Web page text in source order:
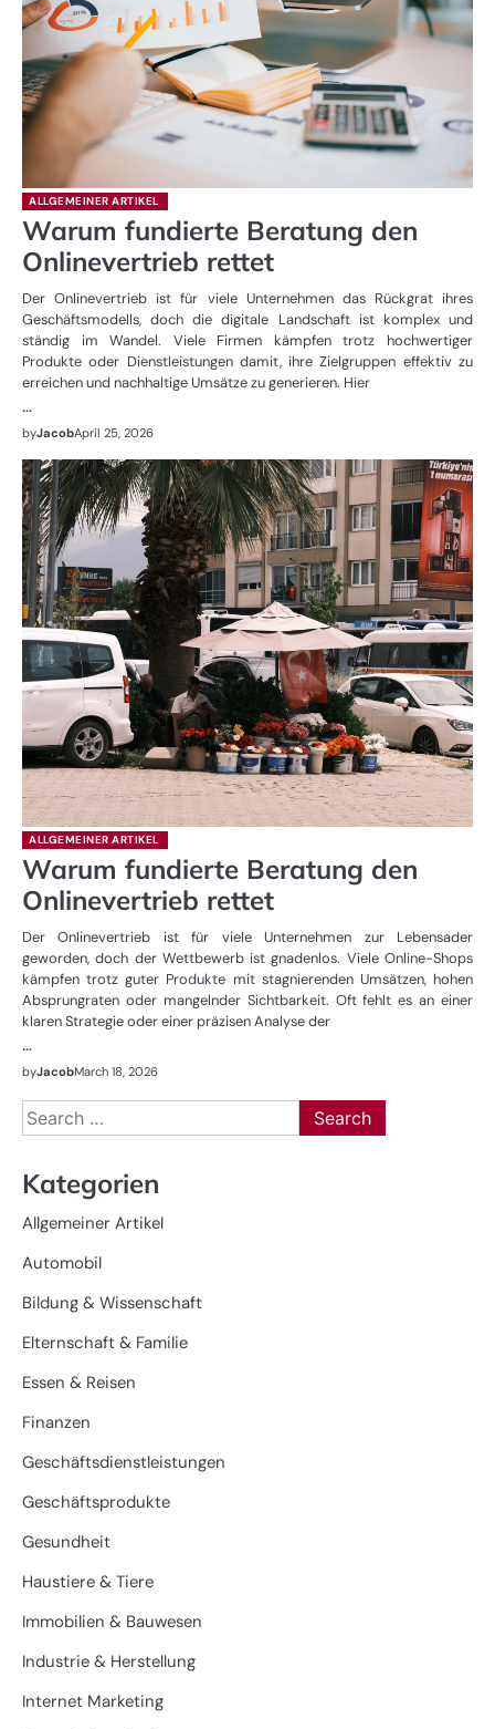
ALLGEMEINER ARTIKEL
Warum fundierte Beratung den
Onlinevertrieb rettet
Der Onlinevertrieb ist für viele Unternehmen das Rückgrat ihres
Geschäftsmodells, doch die digitale Landschaft ist komplex und
ständig im Wandel. Viele Firmen kämpfen trotz hochwertiger
Produkte oder Dienstleistungen damit, ihre Zielgruppen effektiv zu
erreichen und nachhaltige Umsätze zu generieren. Hier
…
byJacobApril 25, 2026
ALLGEMEINER ARTIKEL
Warum fundierte Beratung den
Onlinevertrieb rettet
Der Onlinevertrieb ist für viele Unternehmen zur Lebensader
geworden, doch der Wettbewerb ist gnadenlos. Viele Online-Shops
kämpfen trotz guter Produkte mit stagnierenden Umsätzen, hohen
Absprungraten oder mangelnder Sichtbarkeit. Oft fehlt es an einer
klaren Strategie oder einer präzisen Analyse der
…
byJacobMarch 18, 2026
Search
for:
Kategorien
Allgemeiner Artikel
Automobil
Bildung & Wissenschaft
Elternschaft & Familie
Essen & Reisen
Finanzen
Geschäftsdienstleistungen
Geschäftsprodukte
Gesundheit
Haustiere & Tiere
Immobilien & Bauwesen
Industrie & Herstellung
Internet Marketing